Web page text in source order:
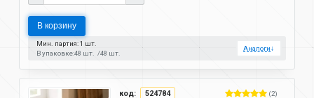
В корзину
Мин. партия: 1 шт.
В упаковке:48 шт. 48 шт.
Аналоги↓
код: 524784 (2)